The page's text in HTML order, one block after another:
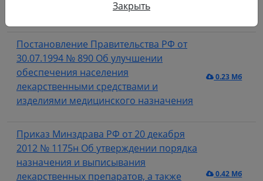
в виде набора социальных услуг
Постановление Правительства РФ от
30.07.1994 № 890 Об улучшении
обеспечения населения
лекарственными средствами и
изделиями медицинского назначения
0.23 Мб
Приказ Минздрава РФ от 20 декабря
2012 № 1175н Об утверждении порядка
назначения и выписывания
лекарственных препаратов, а также
0.42 Мб
Закрыть